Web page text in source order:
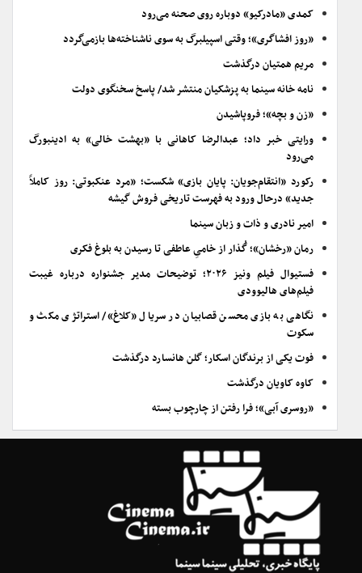
کمدی «مادرکیو» دوباره روی صحنه می‌رود
«روز افشاگری»؛ وقتی اسپیلبرگ به سوی ناشناخته‌ها بازمی‌گردد
مریم همتیان درگذشت
نامه خانه سینما به پزشکیان منتشر شد/ پاسخ سخنگوی دولت
«زن و بچه»؛ فروپاشیدن
ورایتی خبر داد؛ عبدالرضا کاهانی با «بهشت خالی» به ادینبورگ
می‌رود
رکورد «انتقام‌جویان: پایان بازی» شکست؛ «مرد عنکبوتی: روز کاملاً
جدید» درحال ورود به فهرست تاریخی فروش گیشه
امیر نادری و ذات و زبان سینما
رمان «رخشان»؛ گُذار از خامیِ عاطفی تا رسیدن به بلوغ فکری
فستیوال فیلم ونیز ۲۰۲۶؛ توضیحات مدیر جشنواره درباره غیبت
فیلم‌های هالیوودی
نگاهی به بازی محسن قصابیان در سریال «کلاغ»/ استراتژی مکث و
سکوت
فوت یکی از برندگان اسکار؛ گلن هانسارد درگذشت
کاوه کاویان درگذشت
«روسری آبی»؛ فرا رفتن از چارچوب بسته